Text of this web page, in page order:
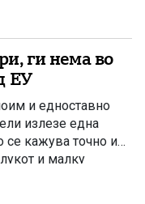
правото, борбата
Централна порака од
посветена на
ги нема во
ЕУ
и едноставно
излезе една
се кажува точно и
и малку
5.975,